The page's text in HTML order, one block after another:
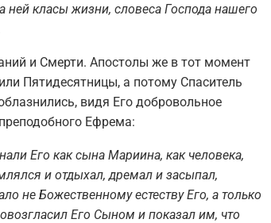
класы жизни, словеса Господа нашего
и Смерти. Апостолы же в тот момент
Пятидесятницы, а потому Спаситель
видя Его добровольное
Ефрема:
Его как сына Мариина, как человека,
и отдыхал, дремал и засыпал,
не Божественному естеству Его, а только
Его Сыном и показал им, что